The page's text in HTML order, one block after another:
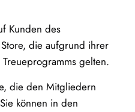
Kunden des
die aufgrund ihrer
gelten.
die den Mitgliedern
können in den